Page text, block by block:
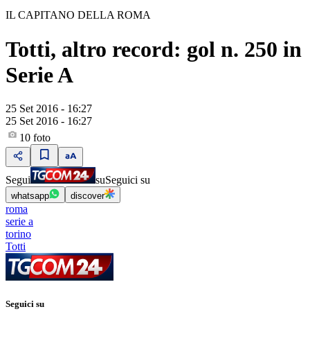
IL CAPITANO DELLA ROMA
Totti, altro record: gol n. 250 in
Serie A
25 Set 2016 - 16:27
25 Set 2016 - 16:27
10 foto
Segui suSeguici su
whatsapp discover
roma
serie a
torino
Totti
Seguici su